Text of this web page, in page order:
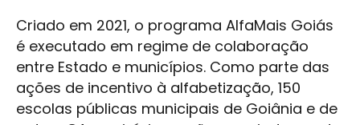
Criado em 2021, o programa AlfaMais Goiás
é executado em regime de colaboração
entre Estado e municípios. Como parte das
ações de incentivo à alfabetização, 150
escolas públicas municipais de Goiânia e de